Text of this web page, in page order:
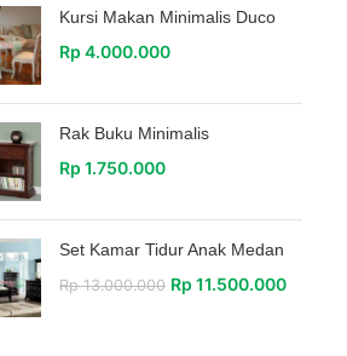
Kursi Makan Minimalis Duco
Rp 4.000.000
Rak Buku Minimalis
Rp 1.750.000
Set Kamar Tidur Anak Medan
Rp13.000.000 Rp 11.500.000